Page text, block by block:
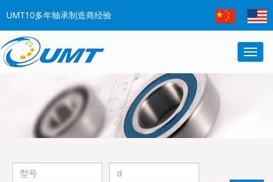
UMT10多年轴承制造商经验